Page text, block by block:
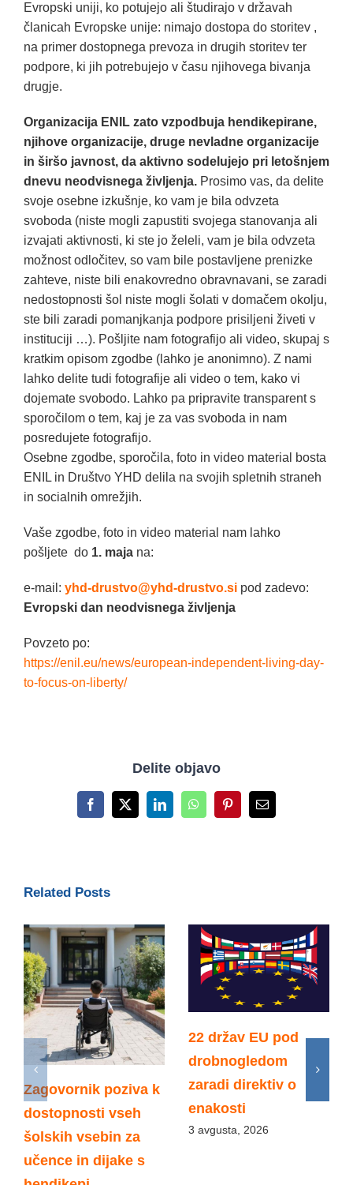
Evropski uniji, ko potujejo ali študirajo v državah
članicah Evropske unije: nimajo dostopa do storitev ,
na primer dostopnega prevoza in drugih storitev ter
podpore, ki jih potrebujejo v času njihovega bivanja
drugje.
Organizacija ENIL zato vzpodbuja hendikepirane,
njihove organizacije, druge nevladne organizacije
in širšo javnost, da aktivno sodelujejo pri letošnjem
dnevu neodvisnega življenja. Prosimo vas, da delite
svoje osebne izkušnje, ko vam je bila odvzeta
svoboda (niste mogli zapustiti svojega stanovanja ali
izvajati aktivnosti, ki ste jo želeli, vam je bila odvzeta
možnost odločitev, so vam bile postavljene prenizke
zahteve, niste bili enakovredno obravnavani, se zaradi
nedostopnosti šol niste mogli šolati v domačem okolju,
ste bili zaradi pomanjkanja podpore prisiljeni živeti v
instituciji …). Pošljite nam fotografijo ali video, skupaj s
kratkim opisom zgodbe (lahko je anonimno). Z nami
lahko delite tudi fotografije ali video o tem, kako vi
dojemate svobodo. Lahko pa pripravite transparent s
sporočilom o tem, kaj je za vas svoboda in nam
posredujete fotografijo.
Osebne zgodbe, sporočila, foto in video material bosta
ENIL in Društvo YHD delila na svojih spletnih straneh
in socialnih omrežjih.
Vaše zgodbe, foto in video material nam lahko
pošljete do 1. maja na:
e-mail: yhd-drustvo@yhd-drustvo.si pod zadevo:
Evropski dan neodvisnega življenja
Povzeto po:
https://enil.eu/news/european-independent-living-day-
to-focus-on-liberty/
Delite objavo
Facebook
X LinkedInWhatsAppPinterestEmail
Related Posts
Zagovornik poziva k
dostopnosti vseh
šolskih vsebin za
učence in dijake s
22 držav EU pod
drobnogledom
zaradi direktiv o
enakosti
3 avgusta, 2026